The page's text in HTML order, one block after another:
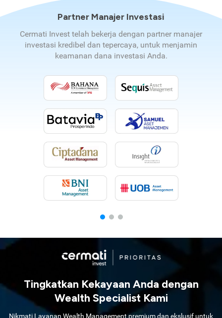
Partner Manajer Investasi
Cermati Invest telah bekerja dengan partner manajer
investasi kredibel dan tepercaya, untuk menjamin
keamanan dana investasi Anda.
Tingkatkan Kekayaan Anda dengan
Wealth Specialist Kami
Nikmati Layanan Wealth Management premium dan ekslusif untuk